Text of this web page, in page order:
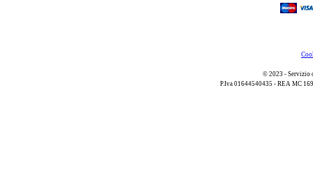
© 2023 - Servizio
P.Iva 01644540435 - REA MC